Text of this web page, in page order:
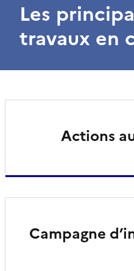
Les
travaux en
Actions
Campagne